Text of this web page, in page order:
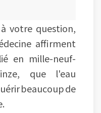
votre question,
affirment
en mille-neuf-
que l'eau
beaucoup de